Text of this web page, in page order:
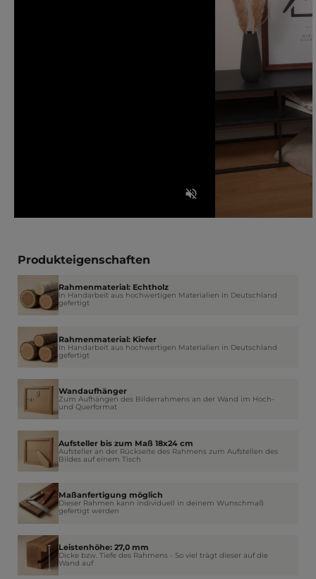
Produkteigenschaften
Rahmenmaterial: Echtholz
In Handarbeit aus hochwertigen Materialien in Deutschland
gefertigt
Rahmenmaterial: Kiefer
In Handarbeit aus hochwertigen Materialien in Deutschland
gefertigt
Wandaufhänger
Zum Aufhängen des Bilderrahmens an der Wand im Hoch-
und Querformat
Aufsteller bis zum Maß 18x24 cm
Aufsteller an der Rückseite des Rahmens zum Aufstellen des
Bildes auf einem Tisch
Maßanfertigung möglich
Dieser Rahmen kann individuell in deinem Wunschmaß
gefertigt werden
Leistenhöhe: 27,0 mm
Dicke bzw. Tiefe des Rahmens - So viel trägt dieser auf die
Wand auf